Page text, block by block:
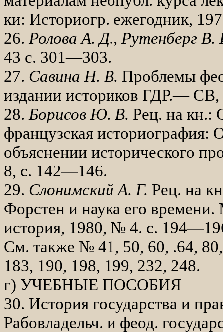
ки: Историогр. ежегодник,
26. Ролова А. Д., Рутенберг
43 с. 301—303.
27. Савина Н. В. Проблемы
издании историков ГДР.—
28. Борисов Ю. В. Рец. на кн.:
фран­цузская историография:
объяснении ис­торического
8, с. 142—146.
29. Слонимский А. Г. Рец. на
Форстен и наука его
история, 1980, № 4. с.
См. также № 41, 50, 60, .64,
183, 190, 198, 199, 232, 248.
г) УЧЕБНЫЕ ПОСОБИЯ
30. История государства и
Рабовладельч. и феод.